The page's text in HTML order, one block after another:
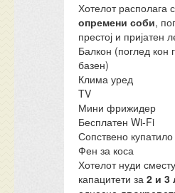
Хотелот располага
опремени соби,
престој и пријатен
Балкон (поглед кон
базен)
Клима уред
TV
Мини фрижидер
Бесплатен Wi-Fi
Сопствено купатило
Фен за коса
Хотелот нуди
капацитети за2 и 3